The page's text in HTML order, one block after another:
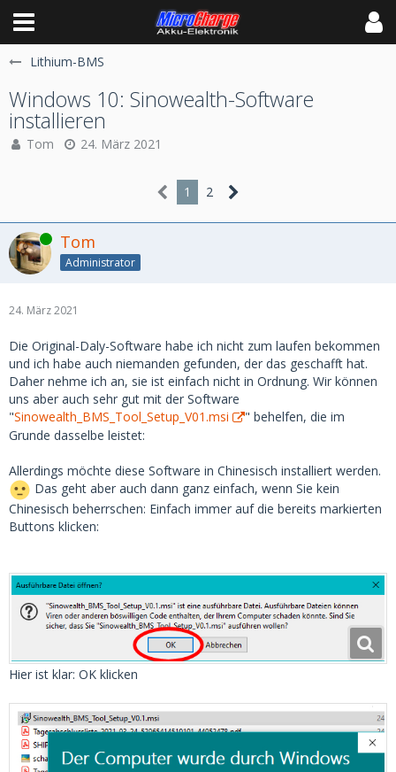
Lithium-BMS
Windows 10: Sinowealth-Software
installieren
Tom 24. März 2021
1 2
Online Tom
Administrator
24. März 2021
Die Original-Daly-Software habe ich nicht zum laufen bekommen
und ich habe auch niemanden gefunden, der das geschafft hat.
Daher nehme ich an, sie ist einfach nicht in Ordnung. Wir können
uns aber auch sehr gut mit der Software
"Sinowealth_BMS_Tool_Setup_V01.msi
" behelfen, die im
Grunde dasselbe leistet:
Allerdings möchte diese Software in Chinesisch installiert werden.
Das geht aber auch dann ganz einfach, wenn Sie kein
Chinesisch beherrschen: Einfach immer auf die bereits markierten
Buttons klicken:
Hier ist klar: OK klicken